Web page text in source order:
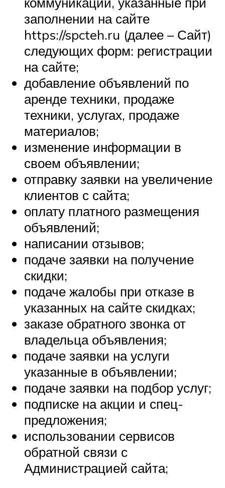
заполнении на сайте
https://spcteh.ru (далее – Сайт)
следующих форм: регистрации
на сайте;
добавление объявлений по
аренде техники, продаже
техники, услугах, продаже
материалов;
изменение информации в
своем объявлении;
отправку заявки на увеличение
клиентов с сайта;
оплату платного размещения
объявлений;
написании отзывов;
подаче заявки на получение
скидки;
подаче жалобы при отказе в
указанных на сайте скидках;
заказе обратного звонка от
владельца объявления;
подаче заявки на услуги
указанные в объявлении;
подаче заявки на подбор услуг;
подписке на акции и спец-
предложения;
использовании сервисов
обратной связи с
Администрацией сайта;